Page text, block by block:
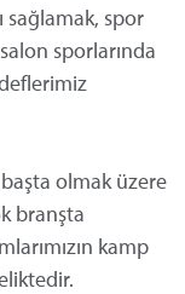
sağlamak, spor
sporlarında
olmak üzere
branşta
kamp